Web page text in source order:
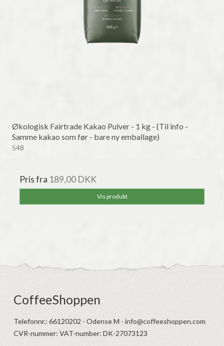
Økologisk Fairtrade Kakao Pulver - 1 kg - (Til info -
Samme kakao som før - bare ny emballage)
548
Pris fra 189,00 DKK
Vis produkt
CoffeeShoppen
Telefonnr.: 66120202 - Odense M - info@coffeeshoppen.com
CVR-nummer: VAT-number: DK-27073123